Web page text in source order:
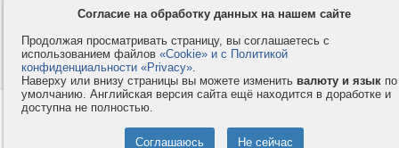
Как оплатить
Форумы
© 2008-2026VMESTE.EU
Согласие на обработку данных на нашем сайте
Продолжая просматривать страницу, вы соглашаетесь с
использованием файлов «Cookie» и с Политикой
конфиденциальности «Privacy».
Наверху или внизу страницы вы можете изменить валюту и язык по
умолчанию. Английская версия сайта ещё находится в доработке и
доступна не полностью.